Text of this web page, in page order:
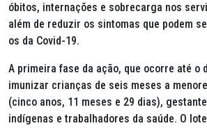
óbitos, internações e sobrecarga nos
além de reduzir os sintomas que podem
os da Covid-19.
A primeira fase da ação, que ocorre até o
imunizar crianças de seis meses a
(cinco anos, 11 meses e 29 dias),
indígenas e trabalhadores da saúde. O